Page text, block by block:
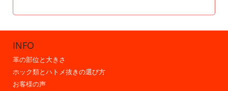
INFO
革の部位と大きさ
ホック類とハトメ抜きの選び方
お客様の声